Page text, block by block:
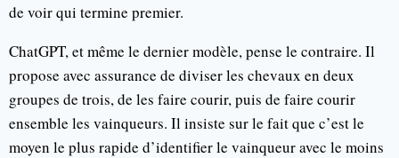
de voir qui termine premier.
ChatGPT, et même le dernier modèle, pense le contraire. Il
propose avec assurance de diviser les chevaux en deux
groupes de trois, de les faire courir, puis de faire courir
ensemble les vainqueurs. Il insiste sur le fait que c’est le
moyen le plus rapide d’identifier le vainqueur avec le moins